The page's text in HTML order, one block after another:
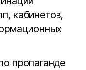
кабинетов,
пропаганде